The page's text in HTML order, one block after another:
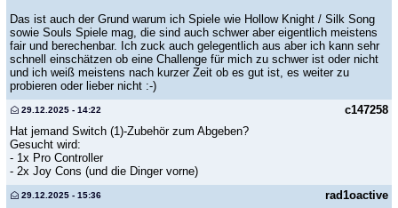
Das ist auch der Grund warum ich Spiele wie Hollow Knight / Silk Song
sowie Souls Spiele mag, die sind auch schwer aber eigentlich meistens
fair und berechenbar. Ich zuck auch gelegentlich aus aber ich kann sehr
schnell einschätzen ob eine Challenge für mich zu schwer ist oder nicht
und ich weiß meistens nach kurzer Zeit ob es gut ist, es weiter zu
probieren oder lieber nicht :-)
c147258
29.12.2025 - 14:22
Hat jemand Switch (1)-Zubehör zum Abgeben?
Gesucht wird:
- 1x Pro Controller
- 2x Joy Cons (und die Dinger vorne)
rad1oactive
29.12.2025 - 15:36